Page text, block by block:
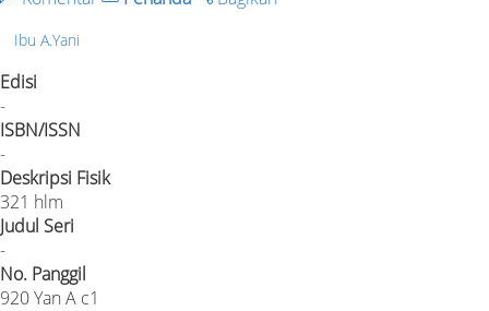
Ibu A.Yani
Edisi
-
ISBN/ISSN
-
Deskripsi Fisik
321 hlm
Judul Seri
-
No. Panggil
920 Yan A c1